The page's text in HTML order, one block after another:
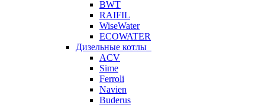
BWT
RAIFIL
WiseWater
ECOWATER
Дизельные котлы
ACV
Sime
Ferroli
Navien
Buderus